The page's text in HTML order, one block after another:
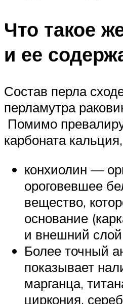
Что такое
и ее
Состав перла
перламутра
Помимо
карбоната
конхиолин —
ороговевшее
вещество,
основание
и внешний
Более точный
показывает
марганца,
циркония,